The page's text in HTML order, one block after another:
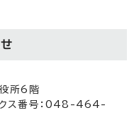
所6階
ス番号：048-464-